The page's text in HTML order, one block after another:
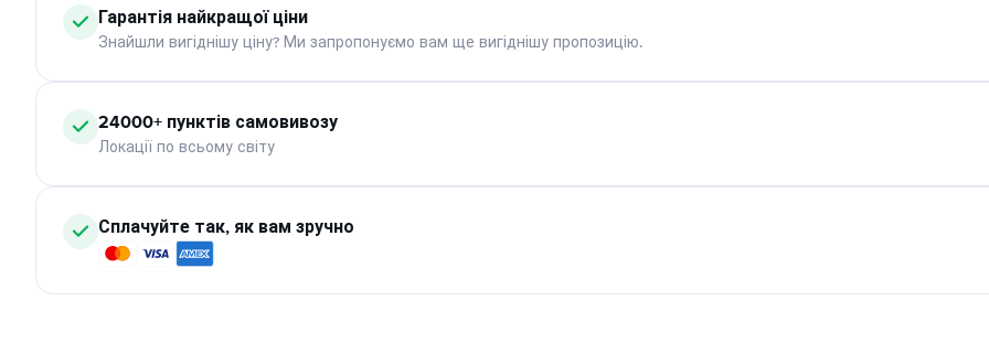
Гарантія найкращої ціни
Знайшли вигіднішу ціну? Ми запропонуємо вам ще вигіднішу пропозицію.
24000+ пунктів самовивозу
Локації по всьому світу
Сплачуйте так, як вам зручно